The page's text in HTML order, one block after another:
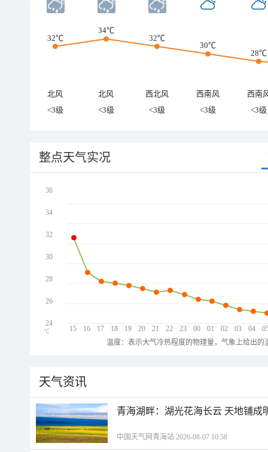
32℃
34℃
32℃
30℃
28℃
北风 北风 西北风 西南风
西南
<3级
<3级 <3级 <3级 <3级
整点天气实况
15 16 17 18 19 20 21 22 23 00 01 02 03 04
36
34
32
30
28
26
24
℃
温度：表示大气冷热程度的物理量，气象上给出
天气资讯
青海湖畔：湖光花海长云 天地铺成
中国天气网青海站 2026-08-07 10:58